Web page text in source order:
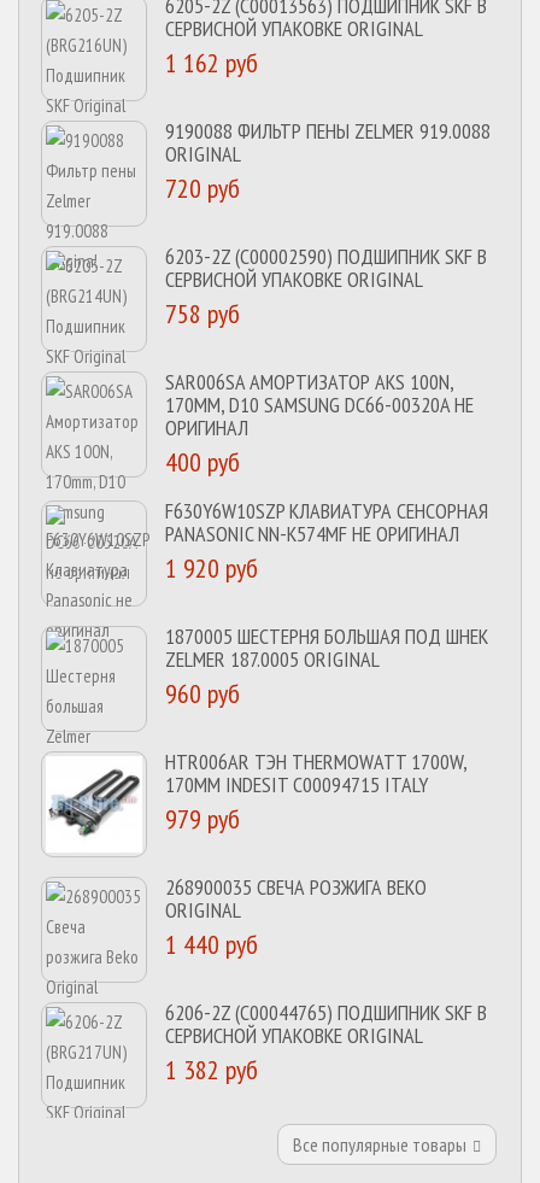
СЕРВИСНОЙ УПАКОВКЕ ORIGINAL
1 162 руб
9190088 ФИЛЬТР ПЕНЫ ZELMER 919.0088
ORIGINAL
720 руб
6203-2Z (C00002590) ПОДШИПНИК SKF В
СЕРВИСНОЙ УПАКОВКЕ ORIGINAL
758 руб
SAR006SA АМОРТИЗАТОР AKS 100N,
170MM, D10 SAMSUNG DC66-00320A НЕ
ОРИГИНАЛ
400 руб
F630Y6W10SZP КЛАВИАТУРА СЕНСОРНАЯ
PANASONIC NN-K574MF НЕ ОРИГИНАЛ
1 920 руб
1870005 ШЕСТЕРНЯ БОЛЬШАЯ ПОД ШНЕК
ZELMER 187.0005 ORIGINAL
960 руб
HTR006AR ТЭН THERMOWATT 1700W,
170MM INDESIT C00094715 ITALY
979 руб
268900035 СВЕЧА РОЗЖИГА BEKO
ORIGINAL
1 440 руб
6206-2Z (C00044765) ПОДШИПНИК SKF В
СЕРВИСНОЙ УПАКОВКЕ ORIGINAL
1 382 руб
Все популярные товары